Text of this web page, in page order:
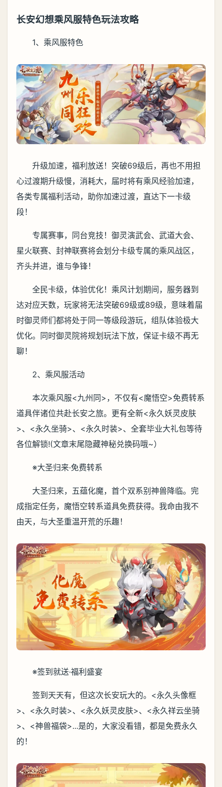
长安幻想乘风服特色玩法攻略
1、乘风服特色
升级加速，福利放送！突破69级后，再也不用担
心过渡期升级慢，消耗大，届时将有乘风经验加速，
各类专属福利活动，助你加速过渡，直达下一卡级
段！
专属赛事，同台竞技！御灵演武会、武道大会、
星火联赛、封神联赛将会划分卡级专属的乘风战区，
齐头并进，谁与争锋！
全民卡级，体验优化！乘风计划期间，服务器到
达对应天数，玩家将无法突破69级或89级，意味着届
时御灵师们都将处于同一等级段游玩，组队体验极大
优化。同时御灵院将规划玩法下放，保证卡级不再无
聊！
2、乘风服活动
本次乘风服<九州同>，不仅有<魔悟空>免费转系
道具伴诸位共赴长安之旅。更有全新<永久妖灵皮肤
>、<永久坐骑>、<永久时装>、全套毕业大礼包等待
各位解锁!(文章末尾隐藏神秘兑换码哦~）
※大圣归来·免费转系
大圣归来，五蕴化魔，首个双系别神兽降临。完
成指定任务，魔悟空转系道具免费获得。我命由我不
由天，与大圣重温开荒的乐趣！
※签到就送·福利盛宴
签到天天有，但这次长安玩大的。<永久头像框
>、<永久时装>、<永久妖灵皮肤>、<永久祥云坐骑
>、<神兽福袋>...是的，大家没看错，都是免费永久
的！